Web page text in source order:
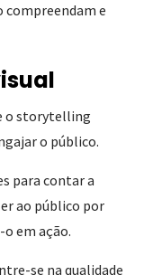
compreendam e
o storytelling
o público.
para contar a
ao público por
em ação.
se na qualidade